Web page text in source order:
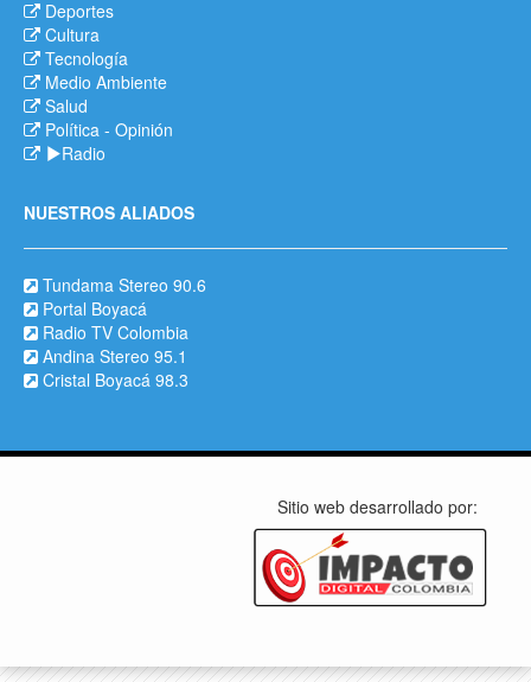
Deportes
Cultura
Tecnología
Medio Ambiente
Salud
Política - Opinión
Radio
NUESTROS ALIADOS
Tundama Stereo 90.6
Portal Boyacá
Radio TV Colombia
Andina Stereo 95.1
Cristal Boyacá 98.3
Sitio web desarrollado por: